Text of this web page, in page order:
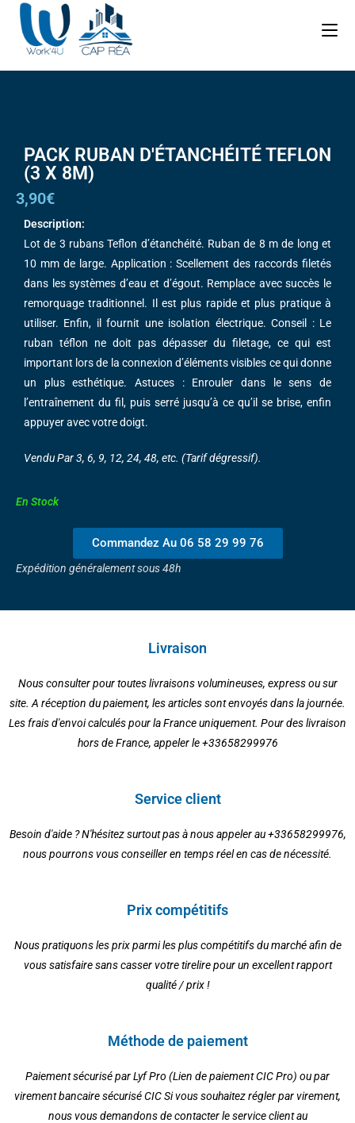
PACK RUBAN D'ÉTANCHÉITÉ TEFLON
(3 X 8M)
3,90€
Description:
Lot de 3 rubans Teflon d’étanchéité. Ruban de 8 m de long et
10 mm de large. Application : Scellement des raccords filetés
dans les systèmes d’eau et d’égout. Remplace avec succès le
remorquage traditionnel. Il est plus rapide et plus pratique à
utiliser. Enfin, il fournit une isolation électrique. Conseil : Le
ruban téflon ne doit pas dépasser du filetage, ce qui est
important lors de la connexion d’éléments visibles ce qui donne
un plus esthétique. Astuces : Enrouler dans le sens de
l’entraînement du fil, puis serré jusqu’à ce qu’il se brise, enfin
appuyer avec votre doigt.
Vendu Par 3, 6, 9, 12, 24, 48, etc. (Tarif dégressif).
En Stock
Commandez Au 06 58 29 99 76
Expédition généralement sous 48h
Livraison
Nous consulter pour toutes livraisons volumineuses, express ou sur
site. A réception du paiement, les articles sont envoyés dans la journée.
Les frais d'envoi calculés pour la France uniquement. Pour des livraison
hors de France, appeler le +33658299976
Service client
Besoin d'aide ? N'hésitez surtout pas à nous appeler au +33658299976,
nous pourrons vous conseiller en temps réel en cas de nécessité.
Prix compétitifs
Nous pratiquons les prix parmi les plus compétitifs du marché afin de
vous satisfaire sans casser votre tirelire pour un excellent rapport
qualité / prix !
Méthode de paiement
Paiement sécurisé par Lyf Pro (Lien de paiement CIC Pro) ou par
virement bancaire sécurisé CIC Si vous souhaitez régler par virement,
nous vous demandons de contacter le service client au